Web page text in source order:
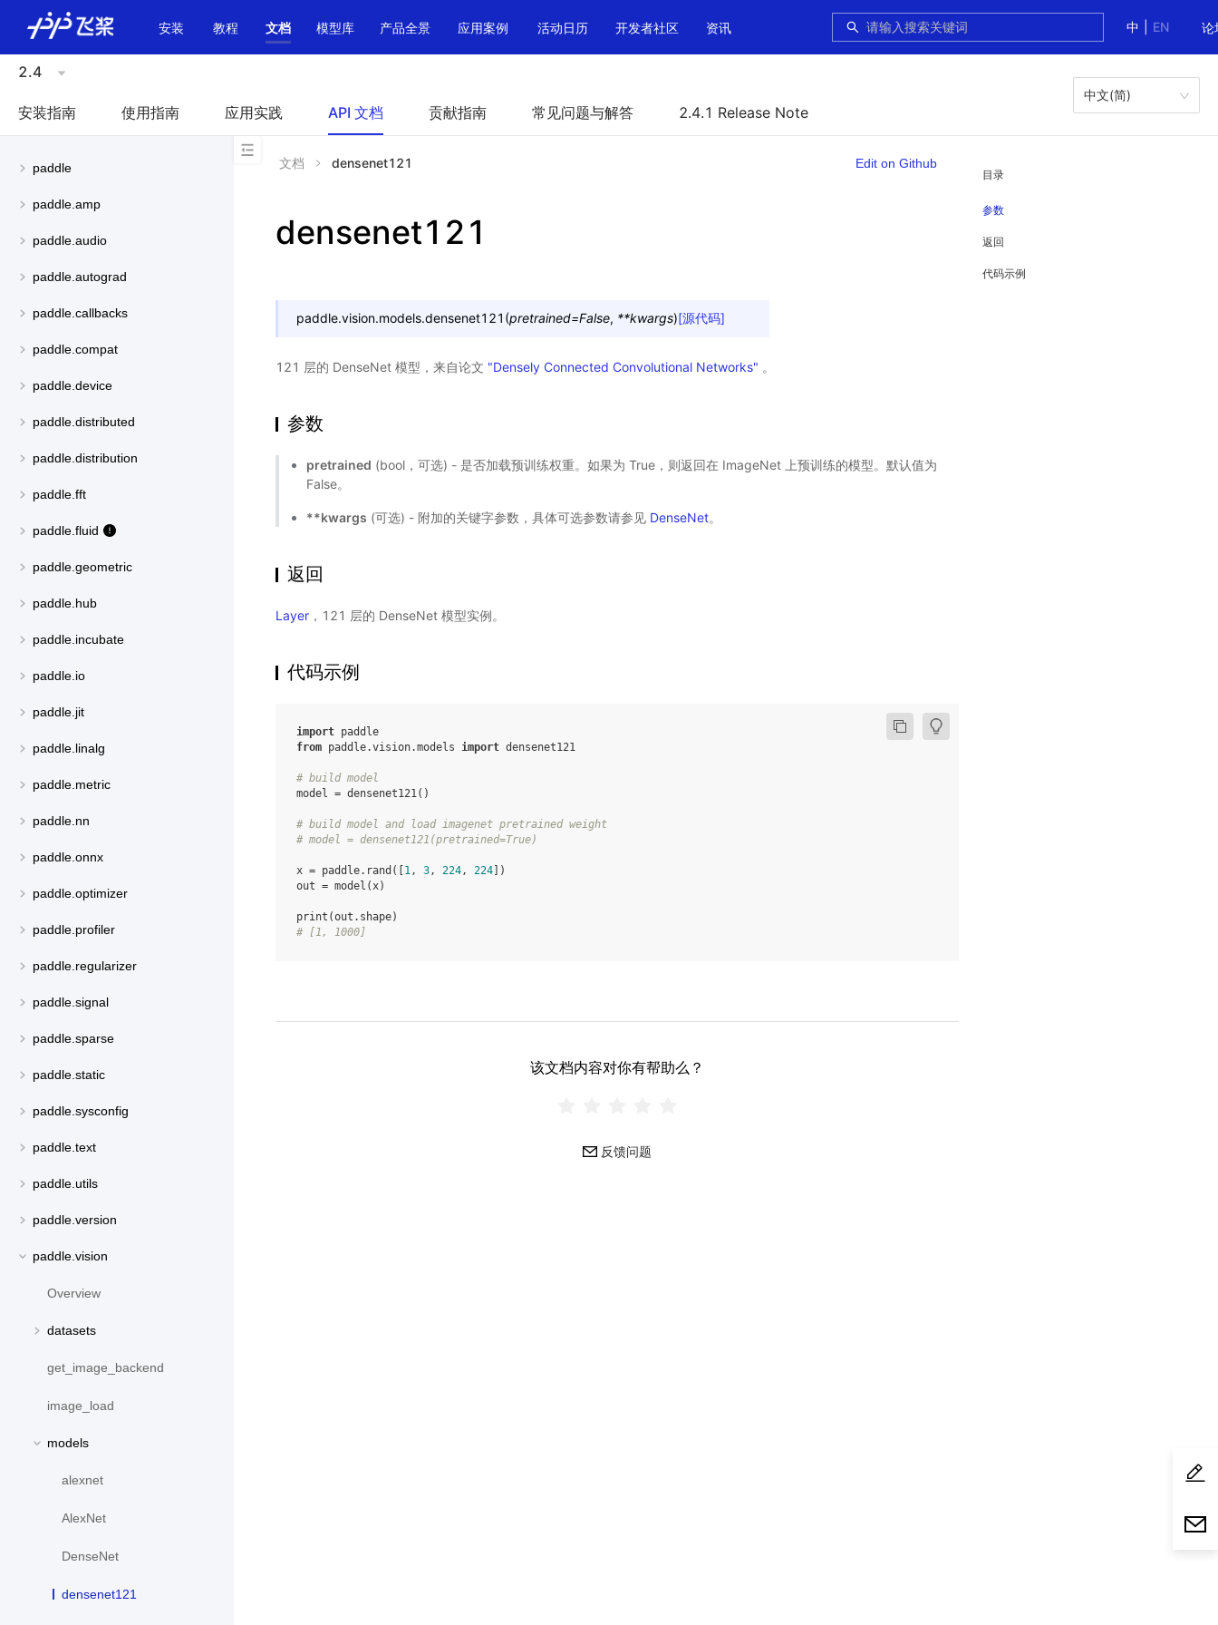
中
EN 论
安装 教程 文档 模型库 产品全景 应用案例 活动日历 开发者社区 资讯
2.4
安装指南 使用指南 应用实践 API 文档 贡献指南 常见问题与解答 2.4.1 Release Note
中文(简)
paddle
paddle.amp
paddle.audio
paddle.autograd
paddle.callbacks
paddle.compat
paddle.device
paddle.distributed
paddle.distribution
paddle.fft
paddle.fluid
paddle.geometric
paddle.hub
paddle.incubate
paddle.io
paddle.jit
paddle.linalg
paddle.metric
paddle.nn
paddle.onnx
paddle.optimizer
paddle.profiler
paddle.regularizer
paddle.signal
paddle.sparse
paddle.static
paddle.sysconfig
paddle.text
paddle.utils
paddle.version
paddle.vision
Overview
datasets
get_image_backend
image_load
models
alexnet
AlexNet
DenseNet
densenet121
目录
参数
返回
代码示例
文档 densenet121 Edit on Github
densenet121
paddle.vision.models.densenet121 (pretrained=False, **kwargs)[源代码]
121 层的 DenseNet 模型，来自论文 "Densely Connected Convolutional Networks" 。
参数
pretrained (bool，可选) - 是否加载预训练权重。如果为 True，则返回在 ImageNet 上预训练的模型。默认值为
False。
**kwargs (可选) - 附加的关键字参数，具体可选参数请参见 DenseNet。
返回
Layer ，121 层的 DenseNet 模型实例。
代码示例
import paddle
from paddle.vision.models import densenet121
# build model
model = densenet121()
# build model and load imagenet pretrained weight
# model = densenet121(pretrained=True)
x = paddle. rand ([ 1, 3, 224, 224 ])
out = model (x)
print (out . shape)
# [1, 1000]
该文档内容对你有帮助么？
反馈问题